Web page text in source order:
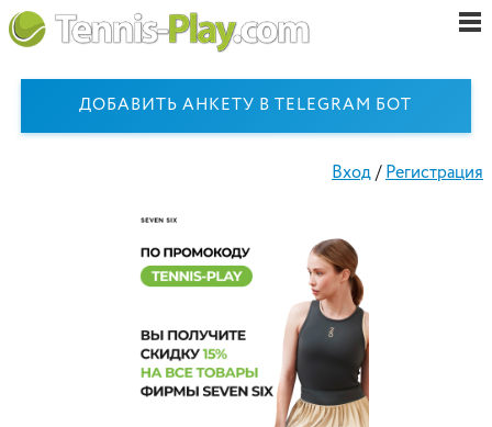
ДОБАВИТЬ АНКЕТУ В TELEGRAM БОТ
Вход/Регистрация